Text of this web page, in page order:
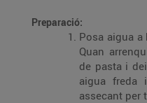
Preparació:
Posa aigua
Quan
de pasta i
aigua freda
assecant per